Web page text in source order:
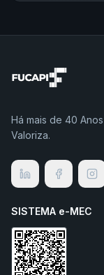
Há mais de 40
Valoriza.
SISTEMA e-MEC